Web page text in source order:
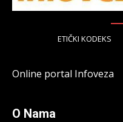
ETIČKI KODEKS
Online portal Infoveza
O Nama